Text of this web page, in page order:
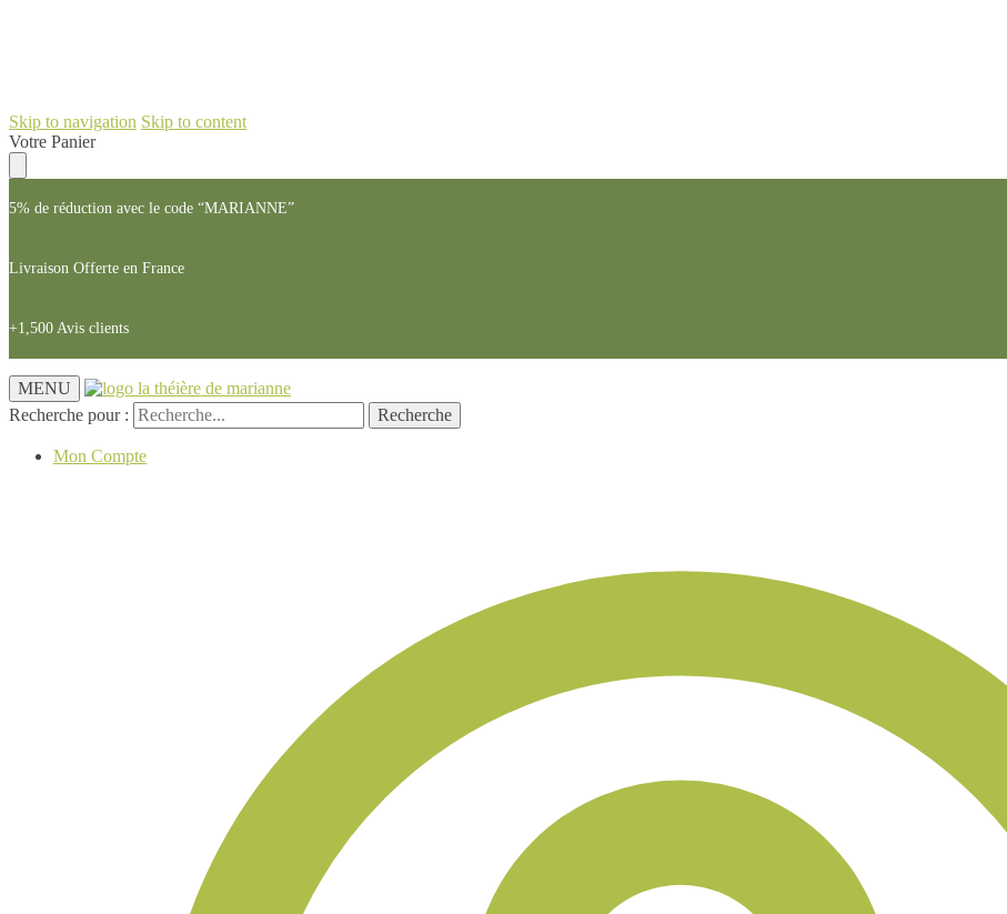
Skip to navigation Skip to content
Votre Panier
5% de réduction avec le code “MARIANNE”
Livraison Offerte en France
+1,500 Avis clients
MENU
Recherche pour :
Recherche
Mon Compte